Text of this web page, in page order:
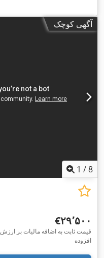
آگهی کوچک
1 /8
‎€۲۹٬۵۰۰
قیمت ثابت به اضافه مالیات بر ارزش
افزوده